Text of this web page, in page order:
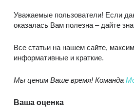
Уважаемые пользователи! Если
оказалась Вам полезна – дайте
Все статьи на нашем сайте,
информативные и краткие.
Мы ценим Ваше время! Команда
Ваша оценка